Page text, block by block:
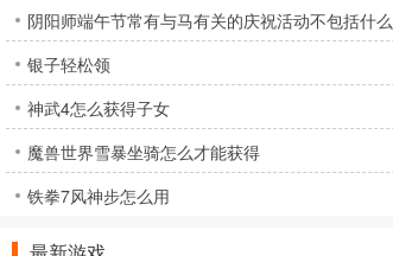
阴阳师端午节常有与马有关的庆祝活动不包括什么
银子轻松领
神武4怎么获得子女
魔兽世界雪暴坐骑怎么才能获得
铁拳7风神步怎么用